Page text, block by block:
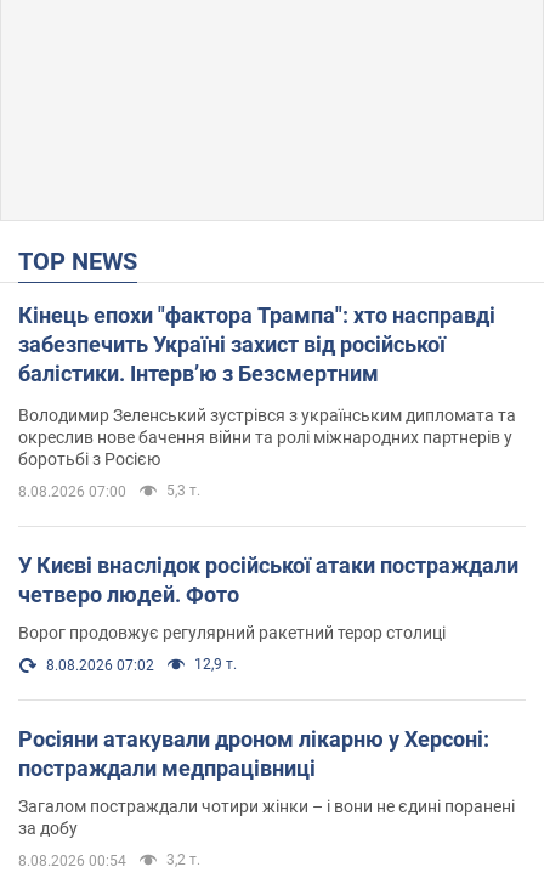
TOP NEWS
Кінець епохи "фактора Трампа": хто насправді
забезпечить Україні захист від російської
балістики. Інтерв’ю з Безсмертним
Володимир Зеленський зустрівся з українським дипломата та
окреслив нове бачення війни та ролі міжнародних партнерів у
боротьбі з Росією
8.08.2026 07:00 5,3 т.
У Києві внаслідок російської атаки постраждали
четверо людей. Фото
Ворог продовжує регулярний ракетний терор столиці
8.08.2026 07:02 12,9 т.
Росіяни атакували дроном лікарню у Херсоні:
постраждали медпрацівниці
Загалом постраждали чотири жінки – і вони не єдині поранені
за добу
8.08.2026 00:54 3,2 т.